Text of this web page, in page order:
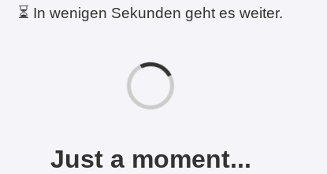
⏳ In wenigen Sekunden geht es weiter.
Just a moment...